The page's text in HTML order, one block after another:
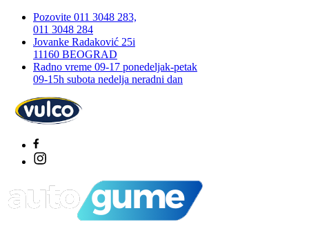
Pozovite 011 3048 283,
011 3048 284
Jovanke Radaković 25i
11160 BEOGRAD
Radno vreme 09-17 ponedeljak-petak
09-15h subota nedelja neradni dan